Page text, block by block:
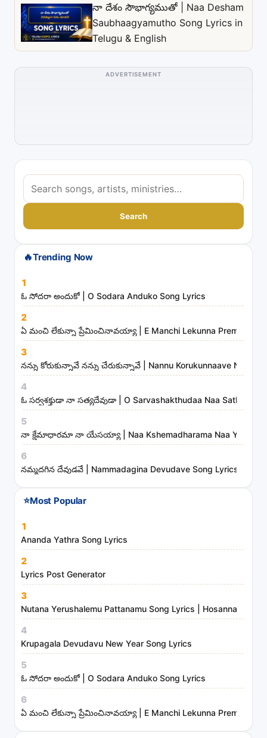
నా దేశం సౌభాగ్యముతో | Naa Desham
Saubhaagyamutho Song Lyrics in
Telugu & English
ADVERTISEMENT
S
e
a
r
h
o
n
g
s
,
a
r
t
i
t
s
a
d
m
i
n
s
t
r
i
e
s
Search
🔥Trending Now
1
ఓ సోదరా అందుకో | O Sodara Anduko Song Lyrics
2
ఏ మంచి లేకున్నా ప్రేమించినావయ్యా | E Manchi Lekunna
3
నన్ను కోరుకున్నావే నన్ను చేరుకున్నావే | Nannu Korukunnaave Nannu
4
ఓ సర్వశక్తుడా నా సత్యదేవుడా | O Sarvashakthudaa Naa
5
నా క్షేమాధారమా నా యేసయ్యా | Naa Kshemadharama Naa Yesayya
6
నమ్మదగిన దేవుడవే | Nammadagina Devudave Song Lyrics
⭐Most Popular
1
Ananda Yathra Song Lyrics
2
Lyrics Post Generator
3
Nutana Yerushalemu Pattanamu Song Lyrics | Hosanna
4
Krupagala Devudavu New Year Song Lyrics
5
ఓ సోదరా అందుకో | O Sodara Anduko Song Lyrics
6
ఏ మంచి లేకున్నా ప్రేమించినావయ్యా | E Manchi Lekunna